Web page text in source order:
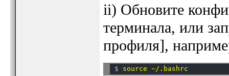
ii) Обновите
терминала, или
профиля],
$